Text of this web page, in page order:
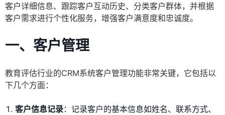
客户详细信息、跟踪客户互动历史、分类客户群体，并根据
客户需求进行个性化服务，增强客户满意度和忠诚度。
一、客户管理
教育评估行业的CRM系统客户管理功能非常关键，它包括以
下几个方面：
客户信息记录：记录客户的基本信息如姓名、联系方式、